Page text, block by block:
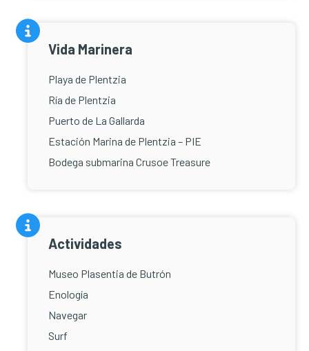
Vida Marinera
Playa de Plentzia
Ría de Plentzia
Puerto de La Gallarda
Estación Marina de Plentzia – PIE
Bodega submarina Crusoe Treasure
Actividades
Museo Plasentia de Butrón
Enología
Navegar
Surf